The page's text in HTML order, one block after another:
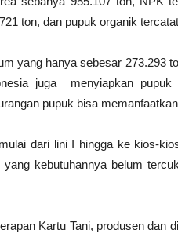
ton, dan pupuk organik
yang hanya sebesar 273.293
juga menyiapkan
pupuk bisa
dari lini I hingga ke kios-
kebutuhannya belum
Kartu Tani, produsen dan